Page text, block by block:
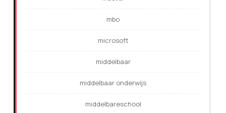
mbo
microsoft
middelbaar
middelbaar onderwijs
middelbareschool